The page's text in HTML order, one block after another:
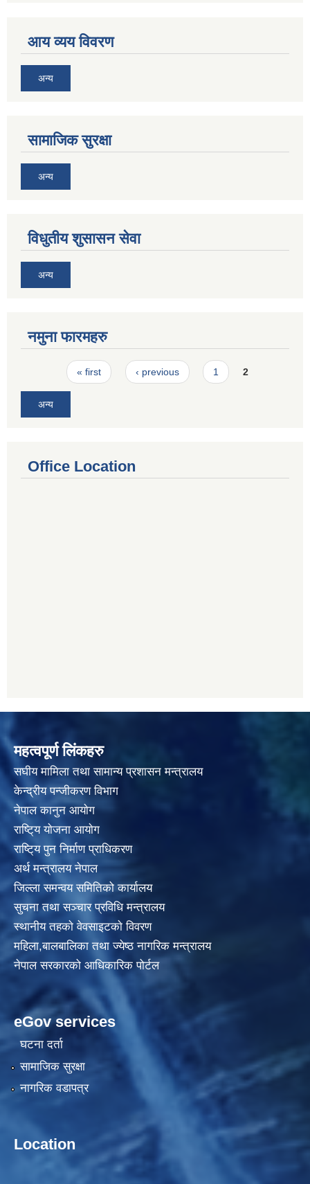
आय व्यय विवरण
अन्य
सामाजिक सुरक्षा
अन्य
विधुतीय शुसासन सेवा
अन्य
नमुना फारमहरु
Pages« first ‹ previous 1 2
अन्य
Office Location
महत्वपूर्ण लिंकहरु
स‌घीय मामिला तथा सामान्य प्रशासन मन्त्रालय
केन्द्रीय पन्जीकरण विभाग
नेपाल कानुन आयाेग
राष्टि्य याेजना आयाेग
राष्टि्य पुन निर्माण प्राधिकरण
अर्थ मन्त्रालय नेपाल
जिल्ला समन्वय समितिको कार्यालय
सुचना तथा सञ्चार प्रविधि मन्त्रालय
स्थानीय तहकाे वेवसाइटकाे विवरण
महिला,बालबालिका तथा ज्येष्ठ नागरिक मन्त्रालय
नेपाल सरकारको आधिकारिक पोर्टल
eGov services
घटना दर्ता
सामाजिक सुरक्षा
नागरिक वडापत्र
Location